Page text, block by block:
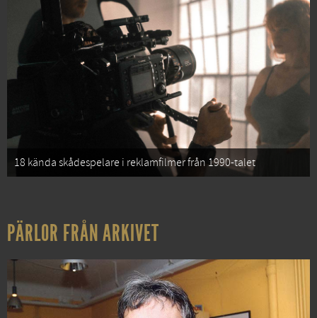
18 kända skådespelare i reklamfilmer från 1990-talet
PÄRLOR FRÅN ARKIVET